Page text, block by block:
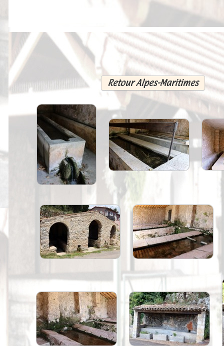
Videos--Lavoirs
Un Peu d'Histoire
Outils-des-Lavandières
Cartes Postales-Anciennes et
Peintures
Presse
Liens
Retour Alpes-Maritimes